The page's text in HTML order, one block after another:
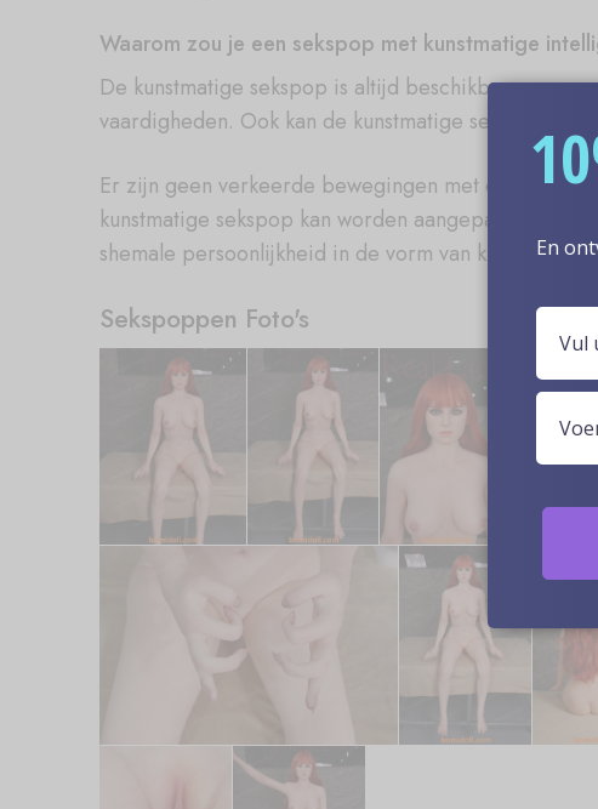
Waarom zou je een sekspop met kunstmatige
De kunstmatige sekspop is altijd beschikbaar voor
vaardigheden. Ook kan de kunstmatige sekspop
Er zijn geen verkeerde bewegingen met de
kunstmatige sekspop kan worden aangepast om
shemale persoonlijkheid in de vorm van kunstmatige
Sekspoppen Foto's
En